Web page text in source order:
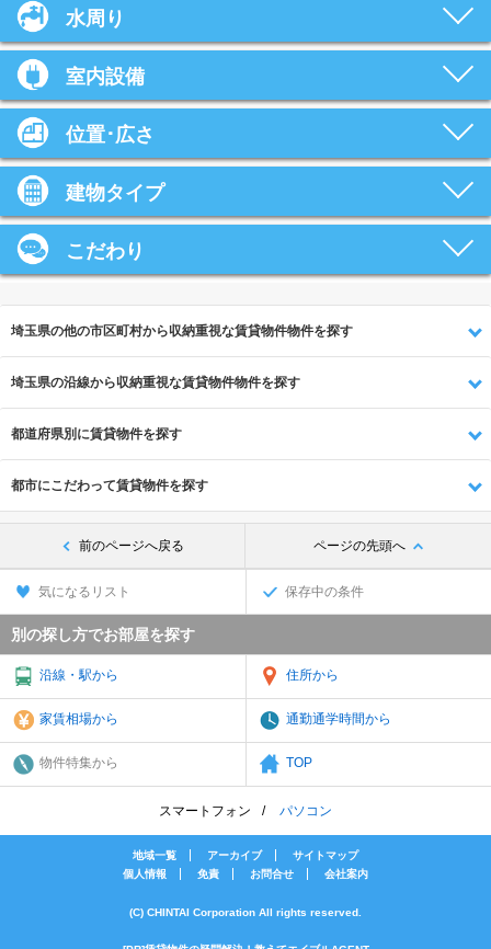
水周り
室内設備
位置･広さ
建物タイプ
こだわり
埼玉県の他の市区町村から収納重視な賃貸物件物件を探す
埼玉県の沿線から収納重視な賃貸物件物件を探す
都道府県別に賃貸物件を探す
都市にこだわって賃貸物件を探す
前のページへ戻る ページの先頭へ
気になるリスト 保存中の条件
別の探し方でお部屋を探す
沿線・駅から 住所から
家賃相場から 通勤通学時間から
物件特集から TOP
スマートフォン パソコン
地域一覧 アーカイブ
サイトマップ
個人情報
免責 お問合せ 会社案内
(C) CHINTAI Corporation All rights reserved.